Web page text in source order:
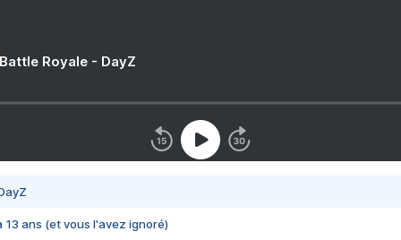
Royale - DayZ
13 ans (et vous l'avez ignoré)